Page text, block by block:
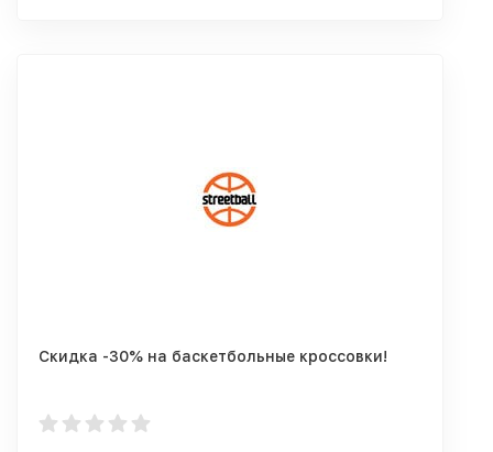
Скидка -30% на баскетбольные кроссовки!